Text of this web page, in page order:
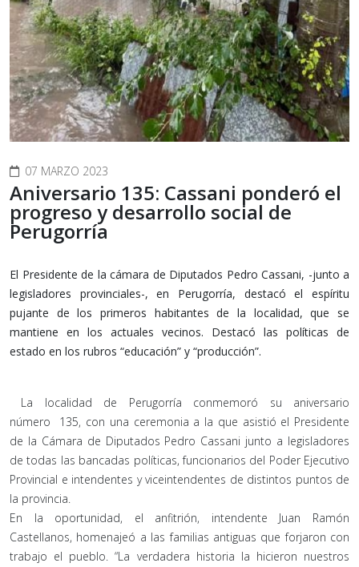
07 MARZO 2023
Aniversario 135: Cassani ponderó el
progreso y desarrollo social de
Perugorría
El Presidente de la cámara de Diputados Pedro Cassani, -junto a
legisladores provinciales-, en Perugorría, destacó el espíritu
pujante de los primeros habitantes de la localidad, que se
mantiene en los actuales vecinos. Destacó las políticas de
estado en los rubros “educación” y “producción”.
La localidad de Perugorría conmemoró su aniversario
número 135, con una ceremonia a la que asistió el Presidente
de la Cámara de Diputados Pedro Cassani junto a legisladores
de todas las bancadas políticas, funcionarios del Poder Ejecutivo
Provincial e intendentes y viceintendentes de distintos puntos de
la provincia.
En la oportunidad, el anfitrión, intendente Juan Ramón
Castellanos, homenajeó a las familias antiguas que forjaron con
trabajo el pueblo. “La verdadera historia la hicieron nuestros